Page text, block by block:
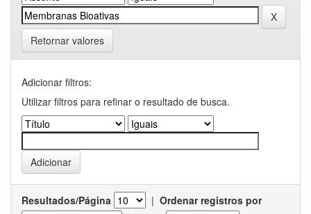
Retornar valores
Adicionar filtros:
Utilizar filtros para refinar o resultado de busca.
Resultados/Página | Ordenar registros por